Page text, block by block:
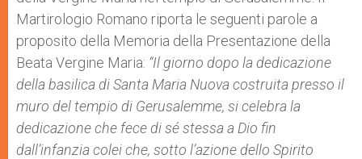
Martirologio Romano riporta le seguenti parole a
proposito della Memoria della Presentazione della
Beata Vergine Maria: “Il giorno dopo la dedicazione
della basilica di Santa Maria Nuova costruita presso il
muro del tempio di Gerusalemme, si celebra la
dedicazione che fece di sé stessa a Dio fin
dall’infanzia colei che, sotto l’azione dello Spirito